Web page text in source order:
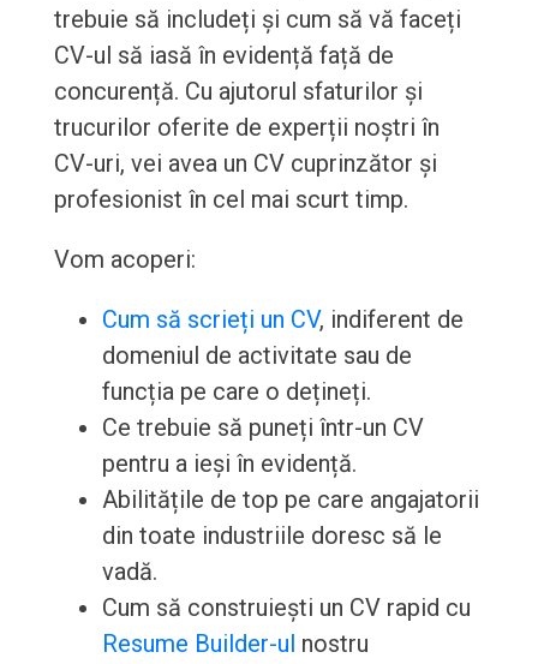
trebuie să includeți și cum să vă faceți
CV-ul să iasă în evidență față de
concurență. Cu ajutorul sfaturilor și
trucurilor oferite de experții noștri în
CV-uri, vei avea un CV cuprinzător și
profesionist în cel mai scurt timp.
Vom acoperi:
Cum să scrieți un CV, indiferent de
domeniul de activitate sau de
funcția pe care o dețineți.
Ce trebuie să puneți într-un CV
pentru a ieși în evidență.
Abilitățile de top pe care angajatorii
din toate industriile doresc să le
vadă.
Cum să construiești un CV rapid cu
Resume Builder-ul nostru